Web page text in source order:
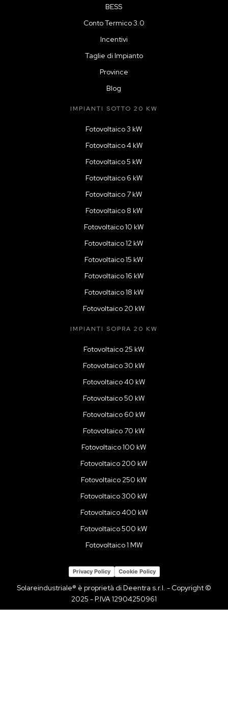
BESS
Conto Termico 3.0
Incentivi
Taglie di Impianto
Province
Blog
IMPIANTI SOTTO 20 KW
Fotovoltaico 3 kW
Fotovoltaico 4 kW
Fotovoltaico 5 kW
Fotovoltaico 6 kW
Fotovoltaico 7 kW
Fotovoltaico 8 kW
Fotovoltaico 10 kW
Fotovoltaico 12 kW
Fotovoltaico 15 kW
Fotovoltaico 16 kW
Fotovoltaico 18 kW
Fotovoltaico 20 kW
IMPIANTI SOPRA 20 KW
Fotovoltaico 25 kW
Fotovoltaico 30 kW
Fotovoltaico 40 kW
Fotovoltaico 50 kW
Fotovoltaico 60 kW
Fotovoltaico 70 kW
Fotovoltaico 100 kW
Fotovoltaico 200 kW
Fotovoltaico 250 kW
Fotovoltaico 300 kW
Fotovoltaico 400 kW
Fotovoltaico 500 kW
Fotovoltaico 1 MW
Privacy Policy Cookie Policy
Solareindustriale® è proprietà di Deentra s.r.l. - Copyright ©
2025 - P.IVA 12904250961